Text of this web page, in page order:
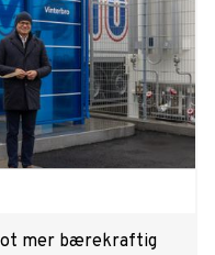
mer bærekraftig